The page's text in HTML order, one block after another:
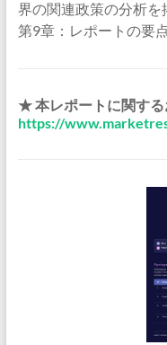
界の関連政策の分析を
第9章：レポートの要
★ 本レポートに関す
https://